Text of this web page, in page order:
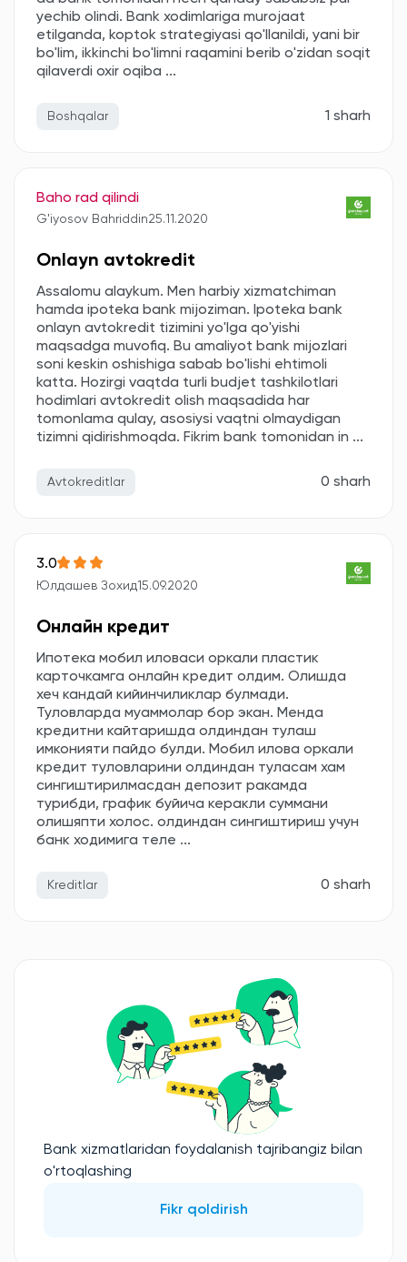
yechib olindi. Bank xodimlariga murojaat
etilganda, koptok strategiyasi qo'llanildi, yani bir
bo'lim, ikkinchi bo'limni raqamini berib o'zidan soqit
qilaverdi oxir oqiba ...
Boshqalar 1 sharh
Baho rad qilindi
G'iyosov Bahriddin25.11.2020
Onlayn avtokredit
Assalomu alaykum. Men harbiy xizmatchiman
hamda ipoteka bank mijoziman. Ipoteka bank
onlayn avtokredit tizimini yo'lga qo'yishi
maqsadga muvofiq. Bu amaliyot bank mijozlari
soni keskin oshishiga sabab bo'lishi ehtimoli
katta. Hozirgi vaqtda turli budjet tashkilotlari
hodimlari avtokredit olish maqsadida har
tomonlama qulay, asosiysi vaqtni olmaydigan
tizimni qidirishmoqda. Fikrim bank tomonidan in ...
Avtokreditlar 0 sharh
3.0
Юлдашев Зохид15.09.2020
Онлайн кредит
Ипотека мобил иловаси оркали пластик
карточкамга онлайн кредит олдим. Олишда
хеч кандай кийинчиликлар булмади.
Туловларда муаммолар бор экан. Менда
кредитни кайтаришда олдиндан тулаш
имконияти пайдо булди. Мобил илова оркали
кредит туловларини олдиндан туласам хам
сингиштирилмасдан депозит ракамда
турибди, график буйича керакли суммани
олишяпти холос. олдиндан сингиштириш учун
банк ходимига теле ...
Kreditlar 0 sharh
Bank xizmatlaridan foydalanish tajribangiz bilan
o'rtoqlashing
Fikr qoldirish